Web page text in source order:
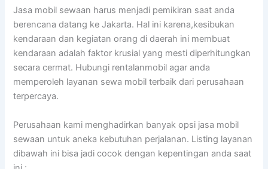
Jasa mobil sewaan harus menjadi pemikiran saat anda
berencana datang ke Jakarta. Hal ini karena,kesibukan
kendaraan dan kegiatan orang di daerah ini membuat
kendaraan adalah faktor krusial yang mesti diperhitungkan
secara cermat. Hubungi rentalanmobil agar anda
memperoleh layanan sewa mobil terbaik dari perusahaan
terpercaya.
Perusahaan kami menghadirkan banyak opsi jasa mobil
sewaan untuk aneka kebutuhan perjalanan. Listing layanan
dibawah ini bisa jadi cocok dengan kepentingan anda saat